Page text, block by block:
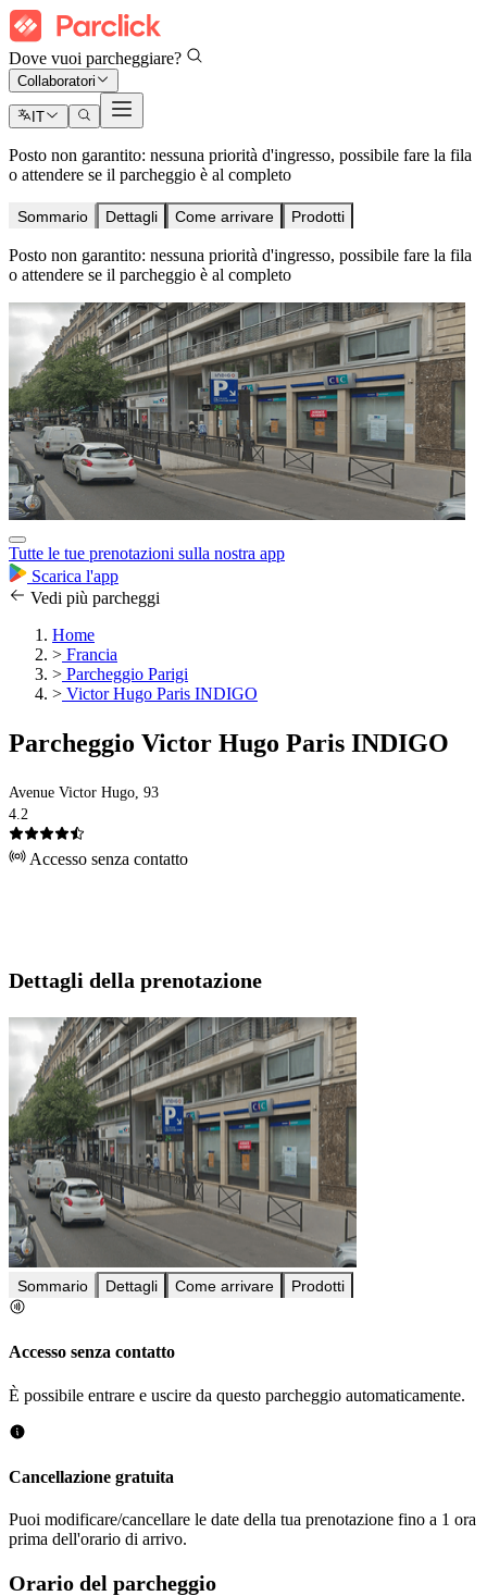
Dove vuoi parcheggiare?
Collaboratori
IT
Posto non garantito: nessuna priorità d'ingresso, possibile fare la fila
o attendere se il parcheggio è al completo
Sommario Dettagli Come arrivare Prodotti
Posto non garantito: nessuna priorità d'ingresso, possibile fare la fila
o attendere se il parcheggio è al completo
Tutte le tue prenotazioni sulla nostra app
Scarica l'app
Vedi più parcheggi
Home
> Francia
> Parcheggio Parigi
> Victor Hugo Paris INDIGO
Parcheggio Victor Hugo Paris INDIGO
Avenue Victor Hugo, 93
4.2
Accesso senza contatto
Dettagli della prenotazione
Sommario Dettagli Come arrivare Prodotti
Accesso senza contatto
È possibile entrare e uscire da questo parcheggio automaticamente.
Cancellazione gratuita
Puoi modificare/cancellare le date della tua prenotazione fino a 1 ora
prima dell'orario di arrivo.
Orario del parcheggio